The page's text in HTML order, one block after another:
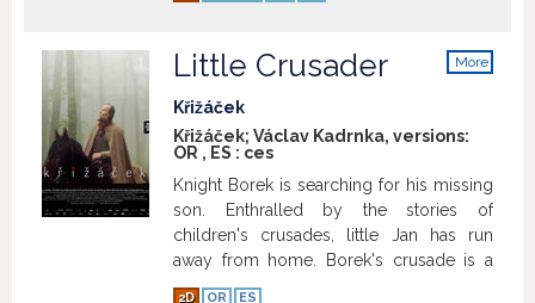
More
Little Crusader
Křižáček
Křižáček; Václav Kadrnka, versions:
OR , ES : ces
Knight Borek is searching for his missing
son. Enthralled by the stories of
children's crusades, little Jan has run
away from home. Borek's crusade is a
journey into his own subconscious,
2D OR ES